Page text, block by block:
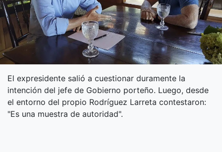
El expresidente salió a cuestionar duramente la
intención del jefe de Gobierno porteño. Luego, desde
el entorno del propio Rodríguez Larreta contestaron:
"Es una muestra de autoridad".